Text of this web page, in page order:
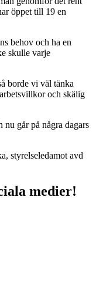
öppet till 19 en
behov och ha en
skulle varje
borde vi väl tänka
och skälig
går på några dagars
styrelseledamot avd
medier!